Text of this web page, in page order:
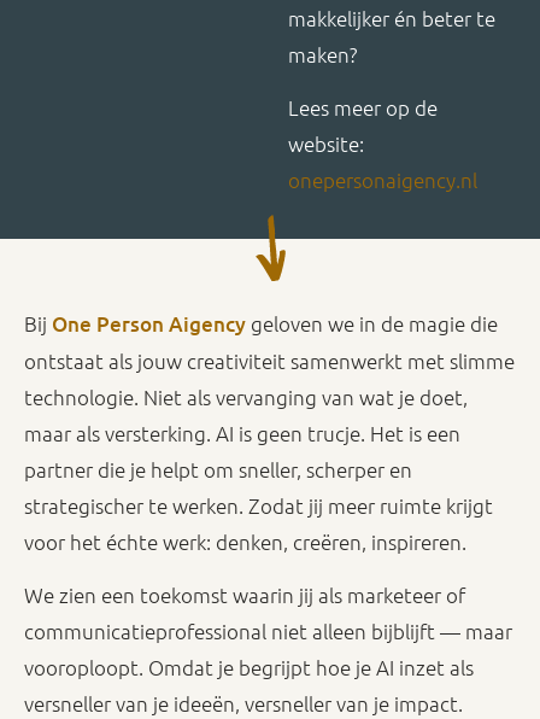
makkelijker én beter te
maken?
Lees meer op de
website:
onepersonaigency.nl
Bij One Person Aigency geloven we in de magie die
ontstaat als jouw creativiteit samenwerkt met slimme
technologie. Niet als vervanging van wat je doet,
maar als versterking. AI is geen trucje. Het is een
partner die je helpt om sneller, scherper en
strategischer te werken. Zodat jij meer ruimte krijgt
voor het échte werk: denken, creëren, inspireren.
We zien een toekomst waarin jij als marketeer of
communicatieprofessional niet alleen bijblijft — maar
vooroploopt. Omdat je begrijpt hoe je AI inzet als
versneller van je ideeën, versneller van je impact.